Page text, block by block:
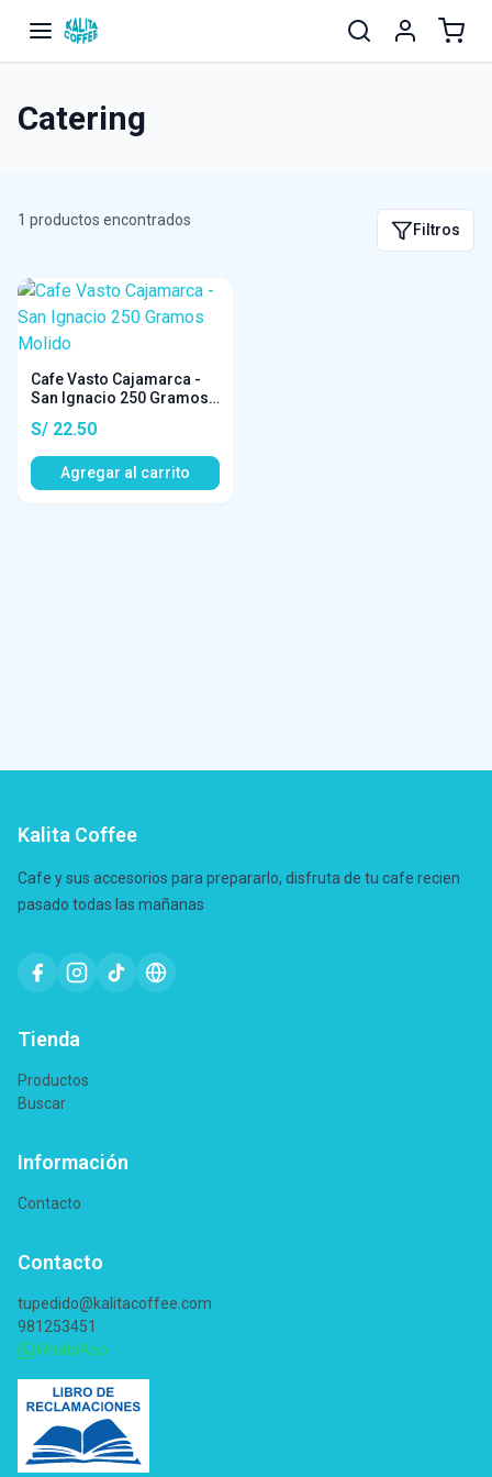
Catering
1 productos encontrados
Filtros
Cafe Vasto Cajamarca -
San Ignacio 250 Gramos
S/ 22.50
Agregar al carrito
Kalita Coffee
Cafe y sus accesorios para prepararlo, disfruta de tu cafe recien
pasado todas las mañanas
Tienda
Productos
Buscar
Información
Contacto
Contacto
tupedido@kalitacoffee.com
981253451
WhatsApp